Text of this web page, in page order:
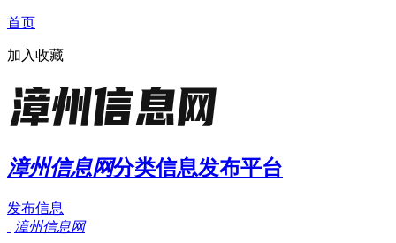
首页
加入收藏
漳州信息网分类信息发布平台
发布信息
漳州信息网